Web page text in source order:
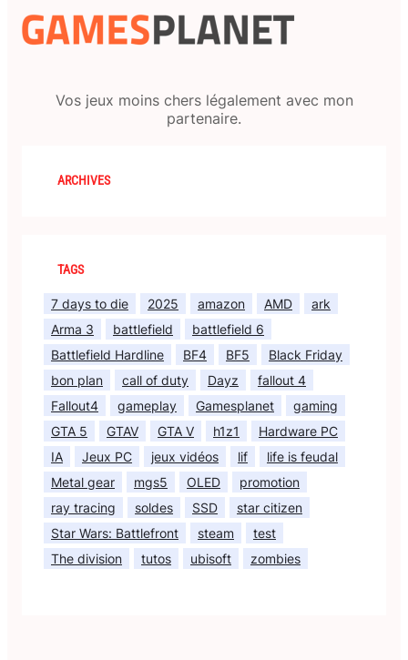
Vos jeux moins chers légalement avec mon
partenaire.
ARCHIVES
TAGS
7 days to die 2025 amazon AMD
ark
Arma 3
battlefield
battlefield 6
Battlefield Hardline
BF4 BF5
Black Friday
bon plan
call of duty Dayz
fallout 4
Fallout4
gameplay Gamesplanet
gaming
GTA 5
GTAV GTA V h1z1
Hardware PC
IA
Jeux PC jeux vidéos lif
life is feudal
Metal gear
mgs5 OLED
promotion
ray tracing
soldes SSD
star citizen
Star Wars: Battlefront
steam
test
The division
tutos ubisoft zombies